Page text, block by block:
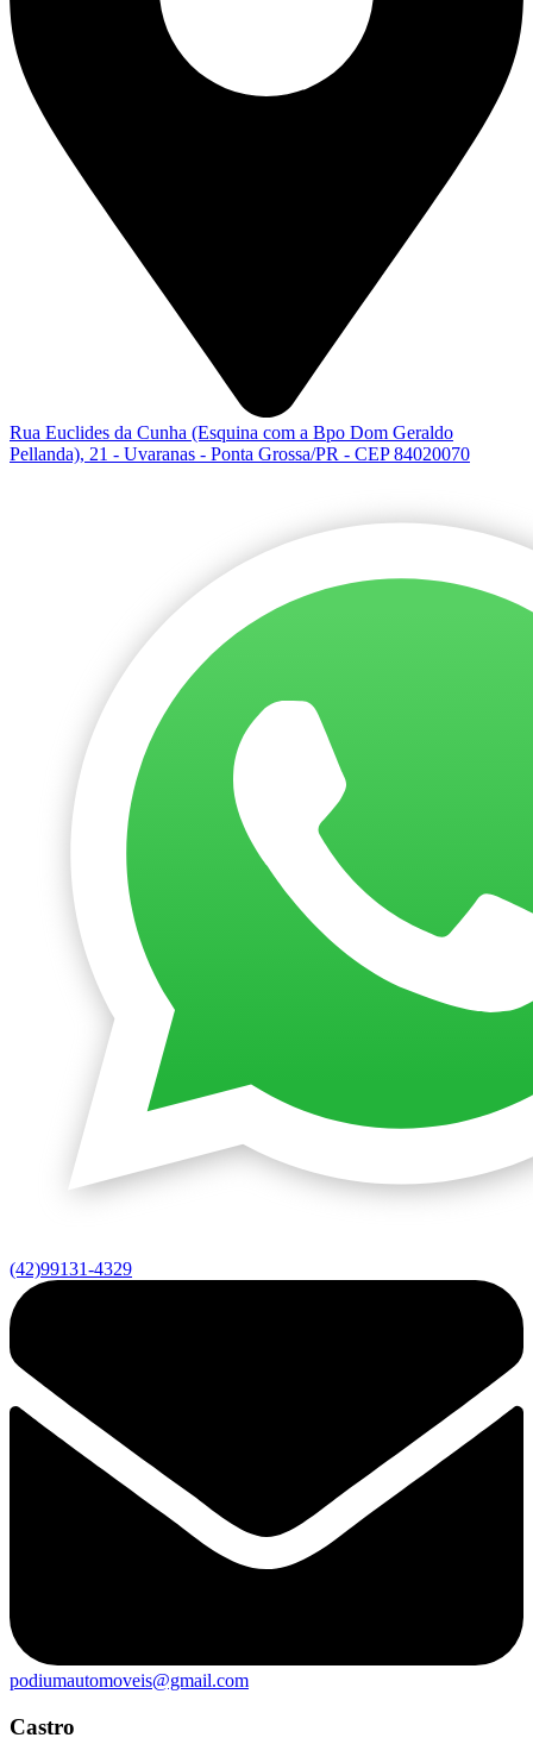
Rua Euclides da Cunha (Esquina com a Bpo Dom Geraldo
Pellanda), 21 - Uvaranas - Ponta Grossa/PR - CEP 84020070
(42)99131-4329
podiumautomoveis@gmail.com
Castro